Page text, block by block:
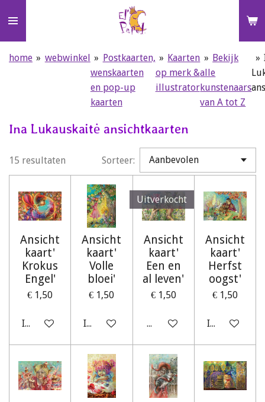
direct
naar
de
home » webwinkel » Postkaarten,
wenskaarten
en pop-up
kaarten
» Kaarten
op merk &
illustrator
» Bekijk
alle
kunstenaars
van A tot Z
»
Ina Lukauskaitė ansichtkaarten
15 resultaten Sorteer:
Ansicht
kaart'
Krokus
Engel'
€ 1,50
In winkelwagen
Ansicht
kaart'
Volle
bloei'
€ 1,50
In winkelwagen
Uitverkocht
Ansicht
kaart'
Een en
al leven'
€ 1,50
Houd mij op de hoogte
Ansicht
kaart'
Herfst
oogst'
€ 1,50
In